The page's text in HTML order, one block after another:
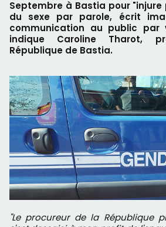
Septembre à Bastia pour
du sexe par parole, écrit
communication au public par
indique Caroline Tharot,
République de Bastia.
"Le procureur de la République près le TGI d'Ajaccio